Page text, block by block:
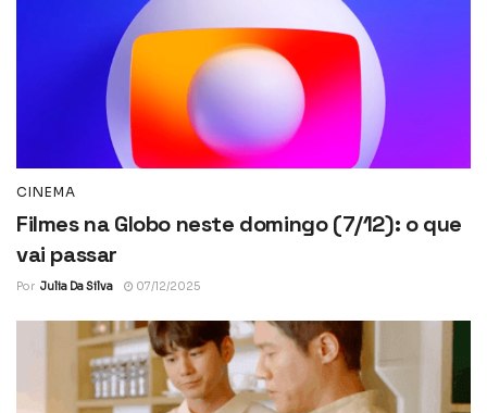
CINEMA
Filmes na Globo neste domingo (7/12): o que
vai passar
Por Julia Da Silva 07/12/2025